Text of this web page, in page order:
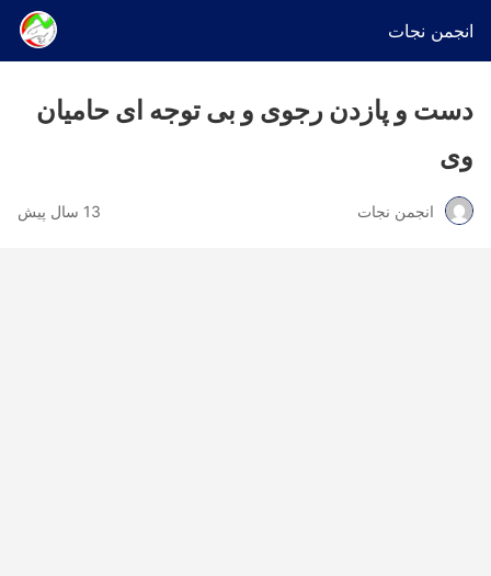
انجمن نجات
دست و پازدن رجوی و بی توجه ای حامیان
وی
انجمن نجات 13 سال پیش